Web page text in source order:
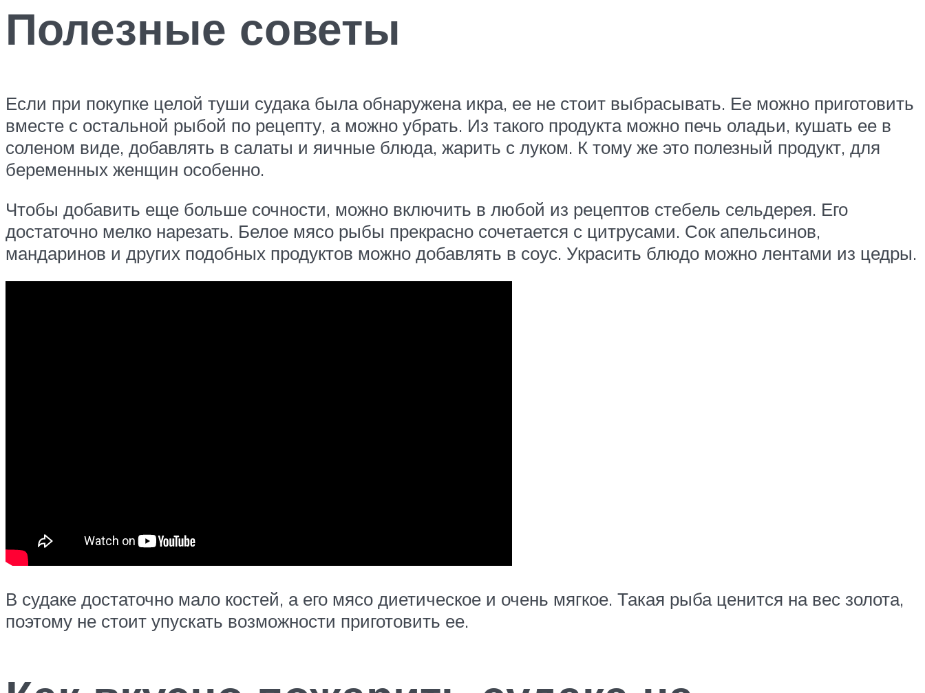
Полезные советы
Если при покупке целой туши судака была обнаружена икра, ее не стоит выбрасывать. Ее можно приготовить
вместе с остальной рыбой по рецепту, а можно убрать. Из такого продукта можно печь оладьи, кушать ее в
соленом виде, добавлять в салаты и яичные блюда, жарить с луком. К тому же это полезный продукт, для
беременных женщин особенно.
Чтобы добавить еще больше сочности, можно включить в любой из рецептов стебель сельдерея. Его
достаточно мелко нарезать. Белое мясо рыбы прекрасно сочетается с цитрусами. Сок апельсинов,
мандаринов и других подобных продуктов можно добавлять в соус. Украсить блюдо можно лентами из цедры.
В судаке достаточно мало костей, а его мясо диетическое и очень мягкое. Такая рыба ценится на вес золота,
поэтому не стоит упускать возможности приготовить ее.